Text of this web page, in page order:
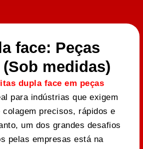
face: Peças
medidas)
dupla face em peças
para indústrias que exigem
colagem precisos, rápidos e
um dos grandes desafios
pelas empresas está na